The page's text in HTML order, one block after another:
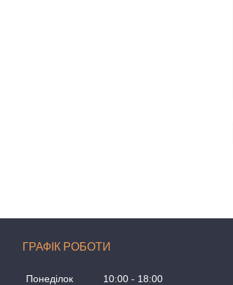
ГРАФІК РОБОТИ
Понеділок 10:00 18:00